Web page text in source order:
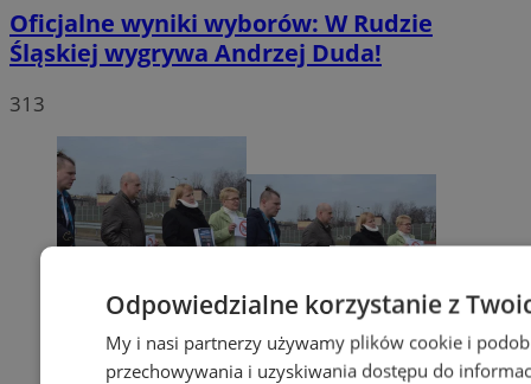
Oficjalne wyniki wyborów: W Rudzie
Śląskiej wygrywa Andrzej Duda!
313
Odpowiedzialne korzystanie z
My i nasi partnerzy używamy plików cookie i
przechowywania i uzyskiwania dostępu do